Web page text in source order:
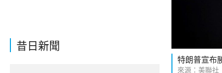
昔日新聞
特朗普宣布
來源：美聯社